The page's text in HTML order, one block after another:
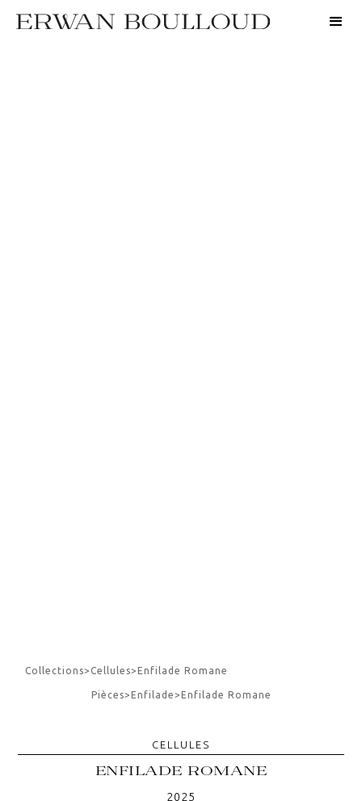
Collections> Cellules>Enfilade Romane
Pièces>Enfilade>Enfilade Romane
CELLULES
ENFILADE ROMANE
2025